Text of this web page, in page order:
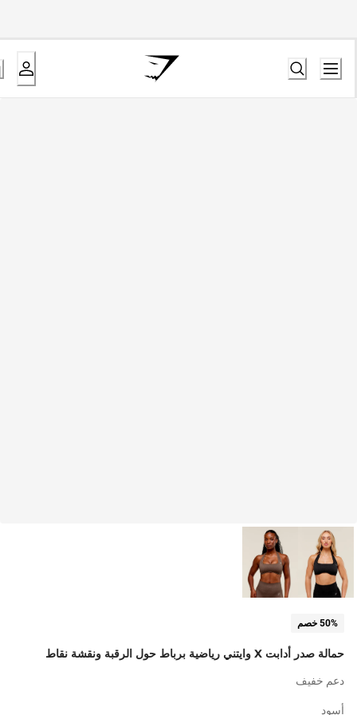
50% خصم
حمالة صدر أدابت X وايتني رياضية برباط حول الرقبة ونقشة نقاط
دعم خفيف
أسود